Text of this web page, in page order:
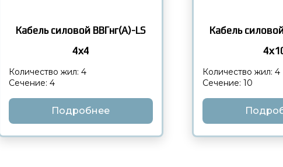
Кабель силовой ВВГнг(А)-LS
4х4
Количество жил: 4
Сечение: 4
Подробнее
Кабель
Количество жил: 4
Сечение: 10